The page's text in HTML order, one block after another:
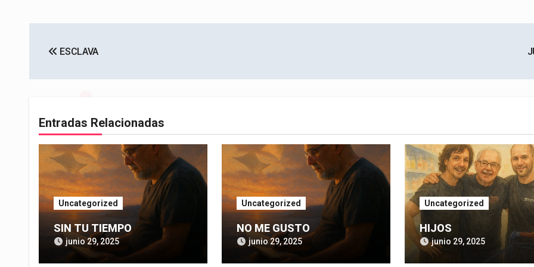
de
entradas
ESCLAVA
Entradas Relacionadas
Uncategorized
SIN TU TIEMPO
junio 29, 2025
Uncategorized
NO ME GUSTO
junio 29, 2025
Uncategorized
HIJOS
junio 29, 2025